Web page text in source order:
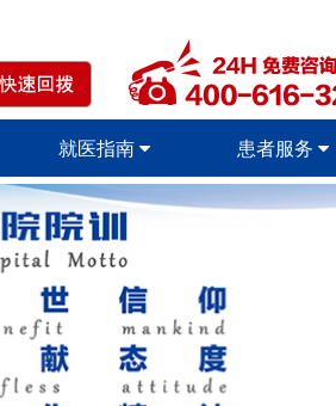
就医指南 患者服务